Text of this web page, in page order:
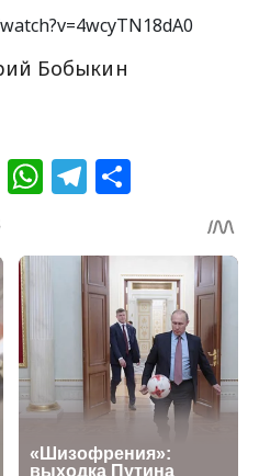
Бобыкин
ViberWhatsApp
Telegram